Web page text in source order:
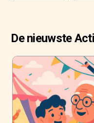
De nieuwste